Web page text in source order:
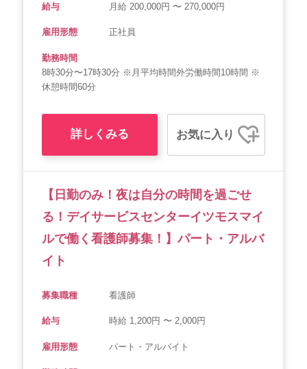
給与 月給 200,000円 〜 270,000円
雇用形態 正社員
勤務時間
8時30分〜17時30分 ※月平均時間外労働時間10時間 ※
休憩時間60分
詳しくみる お気に入り
【日勤のみ！夜は自分の時間を過ごせ
る！デイサービスセンターイツモスマイ
ルで働く看護師募集！】パート・アルバ
イト
募集職種 看護師
給与 時給 1,200円 〜 2,000円
雇用形態 パート・アルバイト